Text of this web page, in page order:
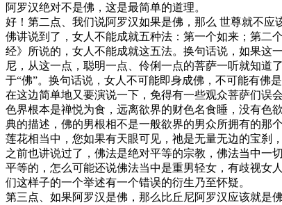
阿罗汉绝对不是佛，这是最简单的道理。
好！第二点、我们说阿罗汉如果是佛，那么 世尊就不
佛讲说到了，女人不能成就五种法：第一个如来；第二
经》所说的，女人不能成就这五法。换句话说，如果这
尼，从这一点，聪明一点、伶俐一点的菩萨一听就知道
于“佛”。换句话说，女人不可能即身成佛，不可能有佛
在这边简单地又要演说一下，免得有一些观众菩萨们误
色界根本是禅悦为食，远离欲界的财色名食睡，没有色
典的描述，佛的男根相不是一般欲界的男众所拥有的那
莲花相当中，您如果有天眼可见，祂是无量无边的宝刹
之前也讲说过了，佛法是绝对平等的宗教，佛法当中一
平等的，怎么可能还说佛法当中是重男轻女，有歧视女
们这样子的一个举述有一个错误的衍生乃至怀疑。
第三点、如果阿罗汉是佛，那么比丘尼阿罗汉应该就是